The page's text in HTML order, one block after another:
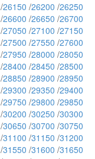
/26150 /26200 /26250
/26600 /26650 /26700
/27050 /27100 /27150
/27500 /27550 /27600
/27950 /28000 /28050
/28400 /28450 /28500
/28850 /28900 /28950
/29300 /29350 /29400
/29750 /29800 /29850
/30200 /30250 /30300
/30650 /30700 /30750
/31100 /31150 /31200
/31550 /31600 /31650